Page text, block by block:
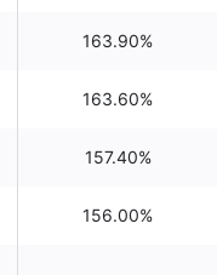
163.90%
163.60%
157.40%
156.00%